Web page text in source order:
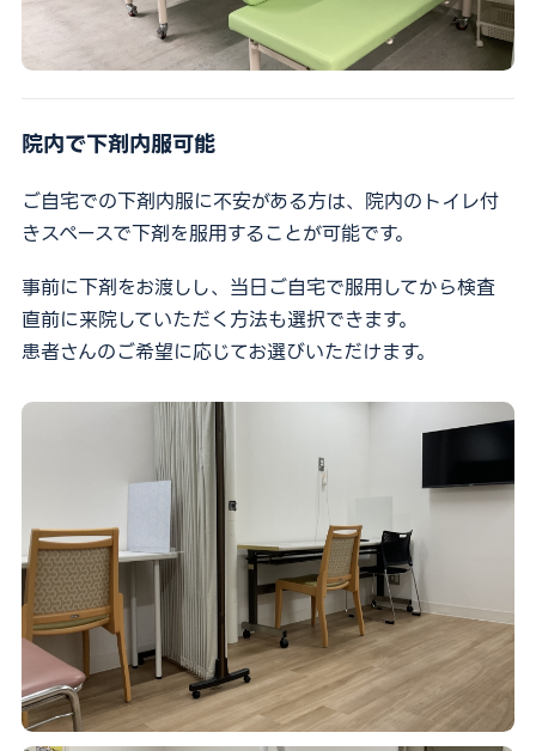
院内で下剤内服可能
ご自宅での下剤内服に不安がある方は、院内のトイレ付
きスペースで下剤を服用することが可能です。
事前に下剤をお渡しし、当日ご自宅で服用してから検査
直前に来院していただく方法も選択できます。
患者さんのご希望に応じてお選びいただけます。